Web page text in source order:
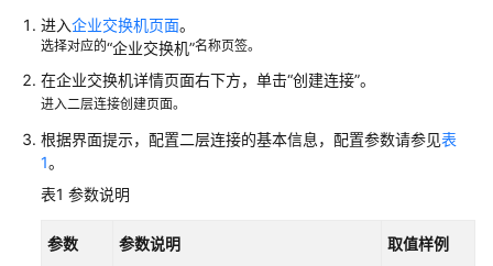
步
骤
一：
使
云
线
VPN
进入企业交换机页面。
选择对应的“企业交换机”名称页签。
在企业交换机详情页面右下方，单击“创建连接”。
进入二层连接创建页面。
根据界面提示，配置二层连接的基本信息，配置参数请参见表
1。
表1 参数说明
参数 参数说明 取值样例